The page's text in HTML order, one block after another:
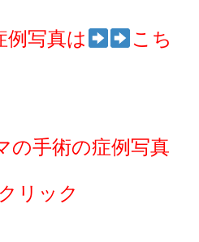
例写真は こち
の手術の症例写真
リック